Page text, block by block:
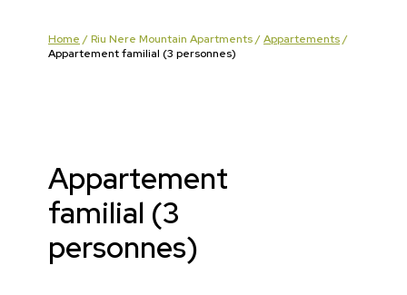
Home /Riu Nere Mountain Apartments/Appartements/
Appartement familial (3 personnes)
Appartement
familial (3
personnes)